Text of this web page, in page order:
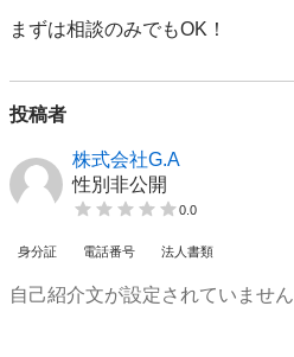
まずは相談のみでもOK！
投稿者
株式会社G.A
性別非公開
0.0
身分証 電話番号 法人書類
自己紹介文が設定されていません